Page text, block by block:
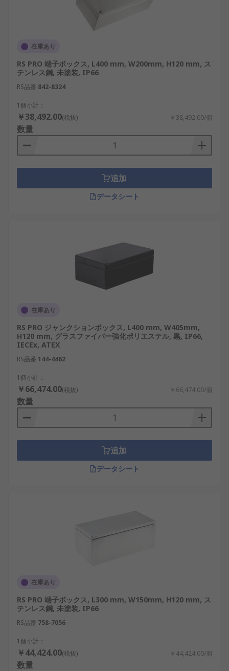
備や屋外設備で使われます。
端子台付きジャンクションボックス
継・分岐しやすいタイプです。制御回路、セ
ンサ配線、電源分配などに適しています。
ケーブルグランド付きジャンクションボック
ス ：ケーブル引込部があらかじめ取り付けら
れており、ケーブルの固定や密閉を行いやす
いタイプです。
透明カバー付きジャンクションボックス
バーを開けずに内部の端子、表示灯、機器の
状態を確認でき、点検頻度の高い設備で使用
されます。
ジャンクションボックスの選び方
サイズと形状：小型、正方形、長方形、薄
型、深型、大型などから、端子台、コネク
タ、電線の曲げ半径、予備配線を収められる
ル、スチール、ステンレス、アルミニウムな
どを比較し、必要な絶縁性、耐食性、耐衝撃
性、重量に合うものを選びます。
などから、水や粉じんに対する保護レベルを
確認します。IP65ジャンクションボックス、
IP66ジャンクションボックス、IP67ジャンク
ションボックスは、設置場所の浸水リスクや
ケーブル引込部と内部構成：ノックアウト、
ねじ穴、ケーブルグランド、配管接続、端子
台付き、DINレール付きなどから、ケーブル
内取付、埋込取付、屋外設置などに対応する
固定方法を確認します。通販では、メーカ
ジャンクションボックスの
メーカー
を扱う各メーカーやブランドから販売されていま
す。
在庫あり
RS PRO 端子ボックス, L400 mm, W200mm, H120 mm, ス
テンレス鋼, 未塗装, IP66
RS品番 842-8324
1個小計：
￥38,492.00(税抜) ￥38,492.00/個
数量
追加
データシート
在庫あり
RS PRO ジャンクションボックス, L400 mm, W405mm,
H120 mm, グラスファイバー強化ポリエステル, 黒, IP66,
IECEx, ATEX
RS品番 144-4462
1個小計：
￥66,474.00(税抜) ￥66,474.00/個
数量
追加
データシート
在庫あり
RS PRO 端子ボックス, L300 mm, W150mm, H120 mm, ス
テンレス鋼, 未塗装, IP66
RS品番 758-7056
1個小計：
￥44,424.00(税抜) ￥44,424.00/個
数量